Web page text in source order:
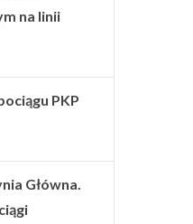
na linii
PKP
Główna.